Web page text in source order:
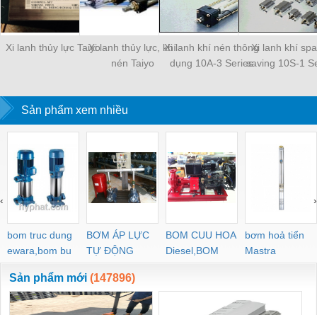
Xi lanh thủy lực TaiyoXi lanh thủy lực, khí
nén Taiyo
Xi lanh khí nén thông
dụng 10A-3 Series
Xi lanh khí
saving 10S-1
Sản phẩm xem nhiều
bom truc dung
ewara,bom bu
ewara
BƠM ÁP LỰC
TỰ ĐỘNG
BOM CUU HOA
Diesel,BOM
CHUA CHAY
bơm hoả tiển
Mastra
‹ ›
Sản phẩm mới (147896)